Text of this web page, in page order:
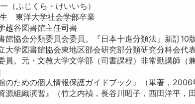
（ふじくら・けいいち）
東洋大学社会学部卒業
越谷図書館主任司書
館協会分類委員会委員。『日本十進分類法』新訂10
大学図書館協会東地区部会研究部分類研究分科会代
員。元・文教大学文学部（司書課程）非常勤講師（
のための個人情報保護ガイドブック』（単著，2006
源組織演習』（竹之内禎，長谷川昭子，西田洋平